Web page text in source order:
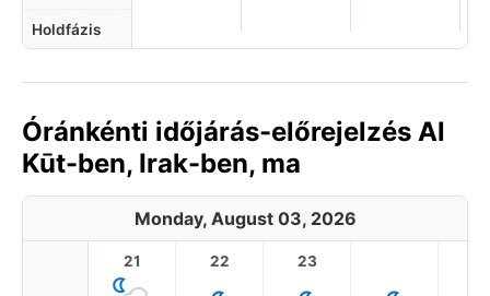
Holdfázis
Óránkénti időjárás-előrejelzés Al
Kūt-ben, Irak-ben, ma
Monday, August 03, 2026
21 22 23